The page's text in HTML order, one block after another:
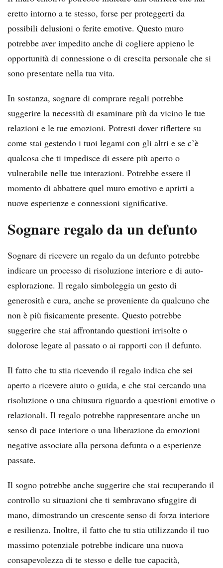
eretto intorno a te stesso, forse per proteggerti da
possibili delusioni o ferite emotive. Questo muro
potrebbe aver impedito anche di cogliere appieno le
opportunità di connessione o di crescita personale che si
sono presentate nella tua vita.
In sostanza, sognare di comprare regali potrebbe
suggerire la necessità di esaminare più da vicino le tue
relazioni e le tue emozioni. Potresti dover riflettere su
come stai gestendo i tuoi legami con gli altri e se c’è
qualcosa che ti impedisce di essere più aperto o
vulnerabile nelle tue interazioni. Potrebbe essere il
momento di abbattere quel muro emotivo e aprirti a
nuove esperienze e connessioni significative.
Sognare regalo da un defunto
Sognare di ricevere un regalo da un defunto potrebbe
indicare un processo di risoluzione interiore e di auto-
esplorazione. Il regalo simboleggia un gesto di
generosità e cura, anche se proveniente da qualcuno che
non è più fisicamente presente. Questo potrebbe
suggerire che stai affrontando questioni irrisolte o
dolorose legate al passato o ai rapporti con il defunto.
Il fatto che tu stia ricevendo il regalo indica che sei
aperto a ricevere aiuto o guida, e che stai cercando una
risoluzione o una chiusura riguardo a questioni emotive o
relazionali. Il regalo potrebbe rappresentare anche un
senso di pace interiore o una liberazione da emozioni
negative associate alla persona defunta o a esperienze
passate.
Il sogno potrebbe anche suggerire che stai recuperando il
controllo su situazioni che ti sembravano sfuggire di
mano, dimostrando un crescente senso di forza interiore
e resilienza. Inoltre, il fatto che tu stia utilizzando il tuo
massimo potenziale potrebbe indicare una nuova
consapevolezza di te stesso e delle tue capacità,